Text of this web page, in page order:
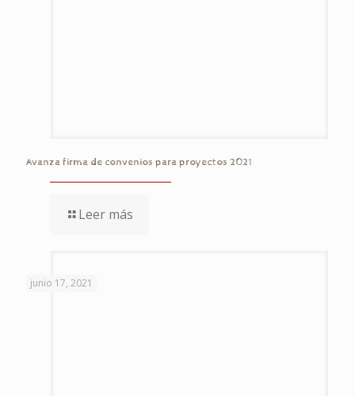
Avanza firma de convenios para proyectos 2021
Leer más
junio 17, 2021